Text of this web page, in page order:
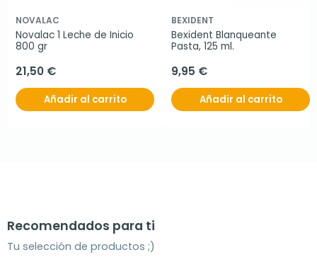
NOVALAC
Novalac 1 Leche de Inicio
800 gr
21,50 €
Añadir al carrito
BEXIDENT
Bexident Blanqueante
Pasta, 125 ml.
9,95 €
Añadir al carrito
Recomendados para ti
Tu selección de productos ;)